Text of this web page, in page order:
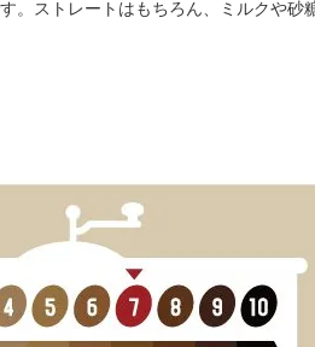
。ストレートはもちろん、ミルクや砂